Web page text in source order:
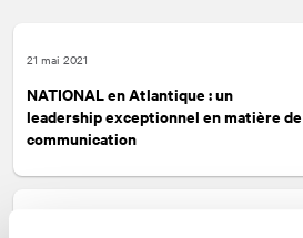
21 mai 2021
NATIONALen Atlantique : un
leadership exceptionnel en matière de
communication